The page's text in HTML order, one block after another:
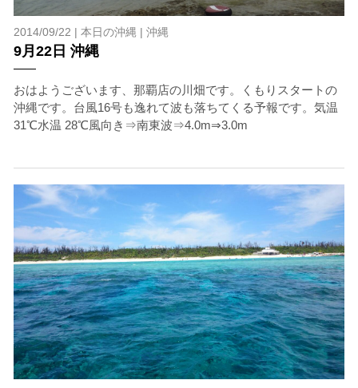
2014/09/22 | 本日の沖縄 | 沖縄
9月22日 沖縄
おはようございます、那覇店の川畑です。くもりスタートの
沖縄です。台風16号も逸れて波も落ちてくる予報です。気温
31℃水温 28℃風向き⇒南東波⇒4.0m⇒3.0m